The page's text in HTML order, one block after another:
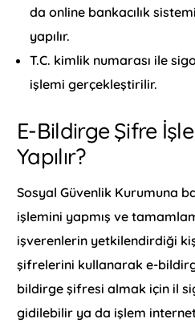
da online bankacılık
yapılır.
T.C. kimlik numarası ile
işlemi gerçekleştirilir.
E-Bildirge Şifre
Yapılır?
Sosyal Güvenlik Kurumuna
işlemini yapmış ve
işverenlerin yetkilendirdiği
şifrelerini kullanarak e-
bildirge şifresi almak için il
gidilebilir ya da işlem